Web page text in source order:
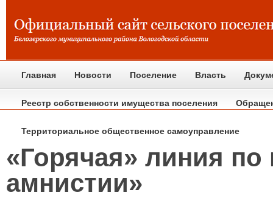
Главная Новости Поселение Власть
Реестр собственности имущества поселения
Территориальное общественное самоуправление
«Горячая» линия
амнистии»